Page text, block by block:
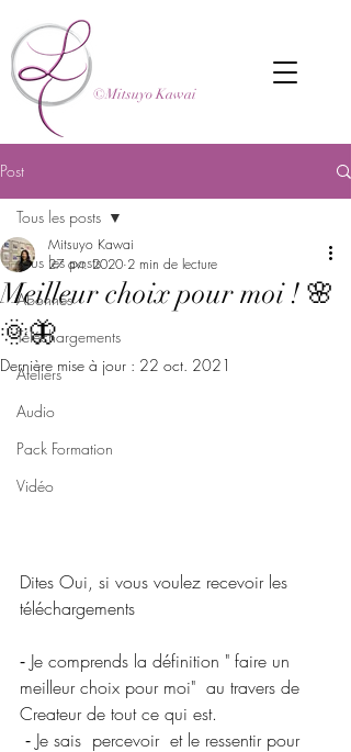
©Mitsuyo Kawai
Post
Tous les posts
Abonnés
Téléchargements
Ateliers
Audio
Pack Formation
Vidéo
Tous les posts
Meilleur choix pour moi ! 🌸
🌞🦋
Mitsuyo Kawai
27 avr. 2020 2 min de lecture
Dernière mise à jour : 22 oct. 2021
Dites Oui, si vous voulez recevoir les
téléchargements
⁃ Je comprends la définition " faire un
meilleur choix pour moi"  au travers de
Createur de tout ce qui est.